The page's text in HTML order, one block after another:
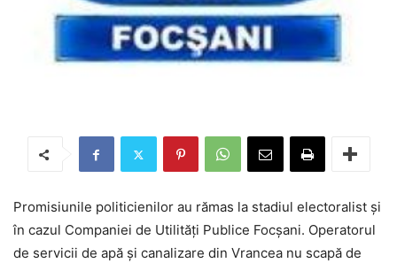
Promisiunile politicienilor au rămas la stadiul electoralist și
în cazul Companiei de Utilități Publice Focșani. Operatorul
de servicii de apă și canalizare din Vrancea nu scapă de